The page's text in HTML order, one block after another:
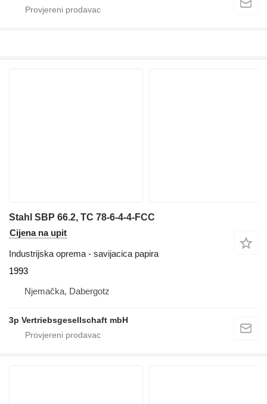
Stahl SBP 66.2, TC 78-6-4-4-FCC
Cijena na upit
Industrijska oprema - savijacica papira
1993
Njemačka, Dabergotz
3p Vertriebsgesellschaft mbH